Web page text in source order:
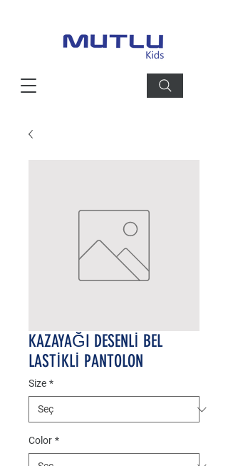
KAZAYAĞI DESENLİ BEL
LASTİKLİ PANTOLON
Size *
Color *